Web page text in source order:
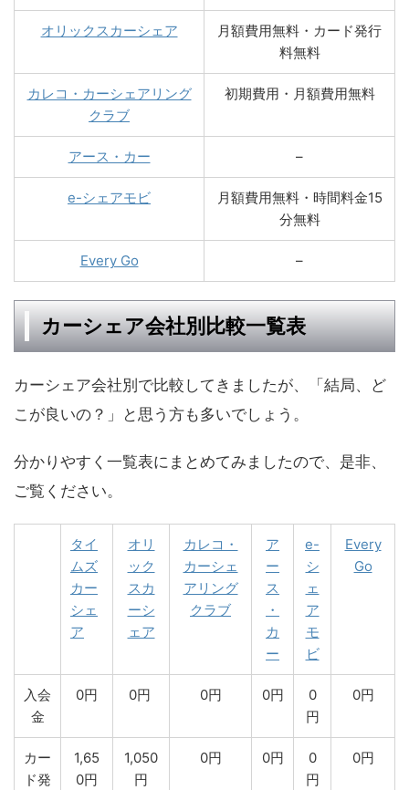
オリックスカーシェア
月額費用無料・カード発行
料無料
カレコ・カーシェアリング
クラブ
初期費用・月額費用無料
アース・カー –
e-シェアモビ
月額費用無料・時間料金15
分無料
Every Go –
カーシェア会社別比較一覧表
カーシェア会社別で比較してきましたが、「結局、ど
こが良いの？」と思う方も多いでしょう。
分かりやすく一覧表にまとめてみましたので、是非、
ご覧ください。
タイ
ムズ
カー
シェ
ア
オリ
ック
スカ
ーシ
ェア
カレコ・
カーシェ
アリング
クラブ
ア
ー
ス
・
カ
ー
e-
シ
ェ
ア
モ
ビ
Every
Go
入会
金
0円 0円 0円 0円
0
円
0円
カー
ド発
1,65
0円
1,050
円
0円 0円
0
円
0円